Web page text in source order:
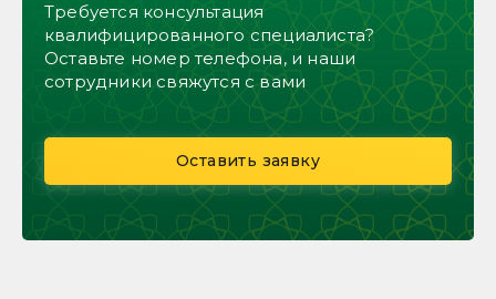
Требуется консультация
квалифицированного специалиста?
Оставьте номер телефона, и наши
сотрудники свяжутся с вами
Оставить заявку